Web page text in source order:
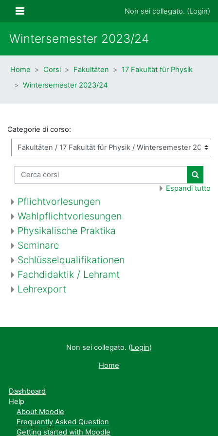
Pannello laterale Non sei collegato. (Login)
Wintersemester 2023/24
Home Corsi Fakultäten
17 Fakultät für Physik
Wintersemester 2023/24
Categorie di corso:
Cerca corsi
Cerca
Espandi tutto
Pflichtvorlesungen
Wahlpflichtvorlesungen
Physikalische Praktika
Seminare
Schlüsselqualifikationen
Fachdidaktik / Lehramt
Lehrexport
Non sei collegato. (Login)
Home
Dashboard
Help
About Moodle
Frequently Asked Question
Getting started with Moodle